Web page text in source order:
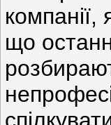
компанії,
що